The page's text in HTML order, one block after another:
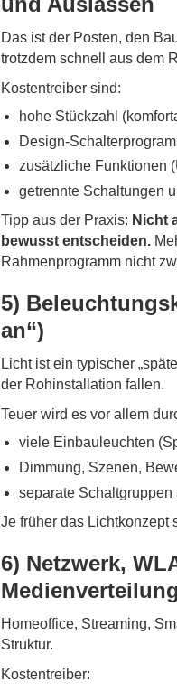
Das ist der Posten, den
trotzdem schnell aus dem
Kostentreiber sind:
hohe Stückzahl
Design-
zusätzliche Funktionen
getrennte Schaltungen
Tipp aus der Praxis: Nicht
bewusst entscheiden.
Rahmenprogramm nicht
5)
an“)
Licht ist ein typischer
der Rohinstallation fallen.
Teuer wird es vor allem
viele Einbauleuchten
Dimmung, Szenen,
separate
Je früher das Lichtkonzept
6) Netzwerk,
Medienverteilung
Homeoffice, Streaming,
Struktur.
Kostentreiber: